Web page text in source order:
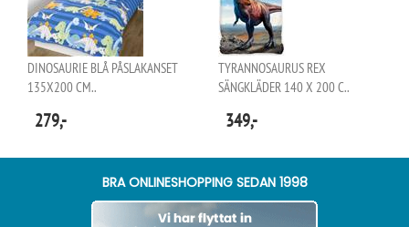
DINOSAURIE BLÅ PÅSLAKANSET
135X200 CM..
279,-
TYRANNOSAURUS REX
SÄNGKLÄDER 140 X 200 C..
349,-
BRA ONLINESHOPPING SEDAN 1998